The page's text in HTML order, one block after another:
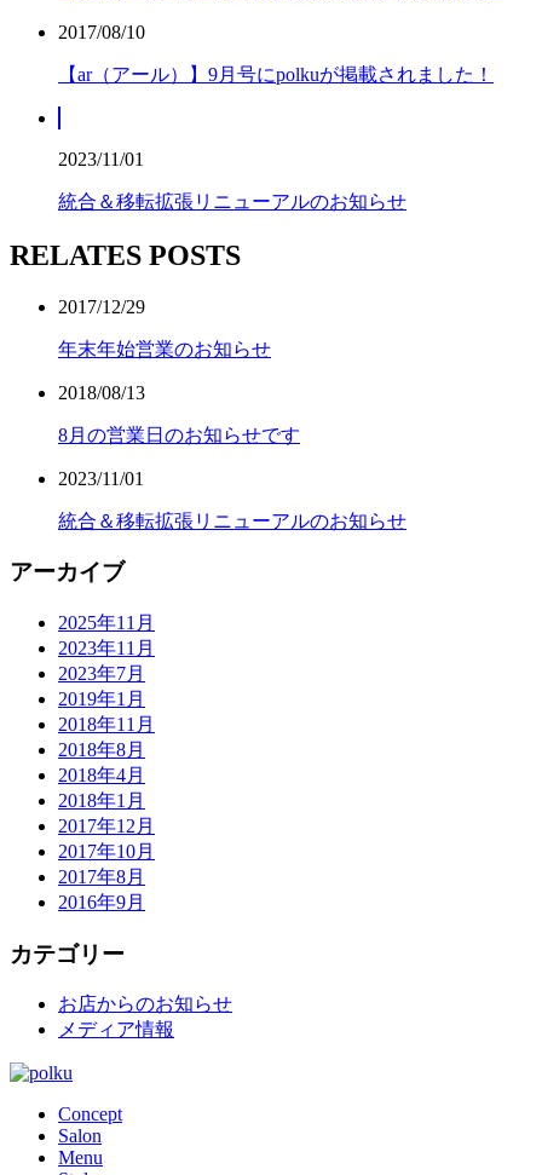
2017/08/10
【ar（アール）】9月号にpolkuが掲載されました！
2023/11/01
統合＆移転拡張リニューアルのお知らせ
RELATES POSTS
2017/12/29
年末年始営業のお知らせ
2018/08/13
8月の営業日のお知らせです
2023/11/01
統合＆移転拡張リニューアルのお知らせ
アーカイブ
2025年11月
2023年11月
2023年7月
2019年1月
2018年11月
2018年8月
2018年4月
2018年1月
2017年12月
2017年10月
2017年8月
2016年9月
カテゴリー
お店からのお知らせ
メディア情報
Concept
Salon
Menu